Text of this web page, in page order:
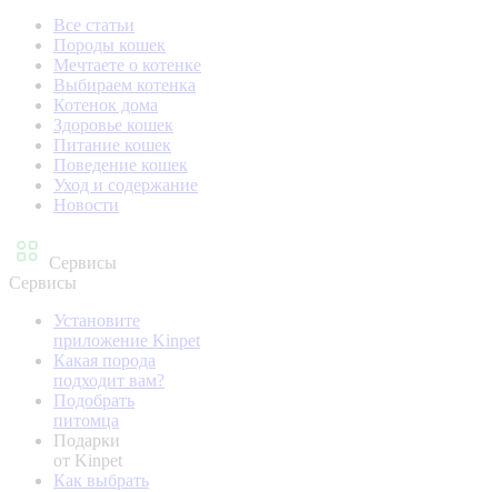
Все статьи
Породы кошек
Мечтаете о котенке
Выбираем котенка
Котенок дома
Здоровье кошек
Питание кошек
Поведение кошек
Уход и содержание
Новости
Сервисы
Сервисы
Установите
приложение Kinpet
Какая порода
подходит вам?
Подобрать
питомца
Подарки
от Kinpet
Как выбрать